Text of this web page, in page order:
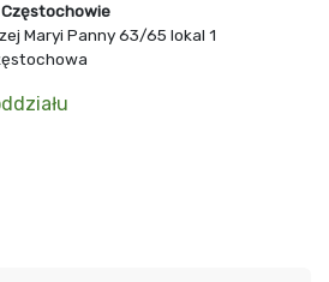
Częstochowie
Maryi Panny 63/65 lokal 1